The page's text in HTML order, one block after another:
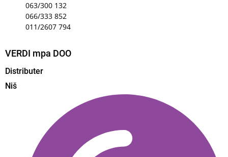
063/300 132
066/333 852
011/2607 794
VERDI mpa DOO
Distributer
Niš